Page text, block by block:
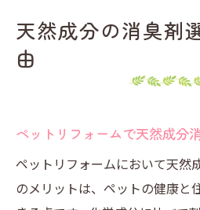
天然成分の消臭剤
由
ペットリフォームで天然成分
ペットリフォームにおいて天然
のメリットは、ペットの健康と